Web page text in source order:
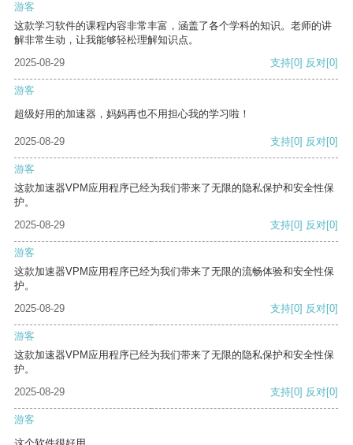
游客
这款学习软件的课程内容非常丰富，涵盖了各个学科的知识。老师的讲
解非常生动，让我能够轻松理解知识点。
2025-08-29
支持[0] 反对[0]
游客
超级好用的加速器，妈妈再也不用担心我的学习啦！
2025-08-29 支持[0] 反对[0]
游客
这款加速器VPM应用程序已经为我们带来了无限的隐私保护和安全性保
护。
2025-08-29
支持[0] 反对[0]
游客
这款加速器VPM应用程序已经为我们带来了无限的流畅体验和安全性保
护。
2025-08-29
支持[0] 反对[0]
游客
这款加速器VPM应用程序已经为我们带来了无限的隐私保护和安全性保
护。
2025-08-29
支持[0] 反对[0]
游客